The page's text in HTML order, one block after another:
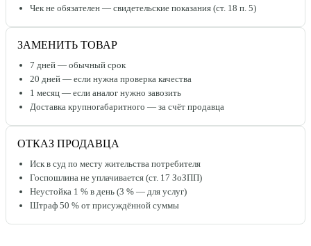
Чек не обязателен — свидетельские показания (ст. 18 п. 5)
ЗАМЕНИТЬ ТОВАР
7 дней — обычный срок
20 дней — если нужна проверка качества
1 месяц — если аналог нужно завозить
Доставка крупногабаритного — за счёт продавца
ОТКАЗ ПРОДАВЦА
Иск в суд по месту жительства потребителя
Госпошлина не уплачивается (ст. 17 ЗоЗПП)
Неустойка 1 % в день (3 % — для услуг)
Штраф 50 % от присуждённой суммы